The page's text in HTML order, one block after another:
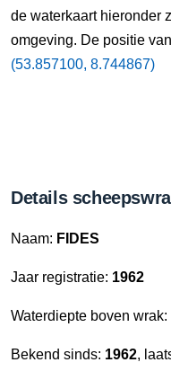
de waterkaart hieronder
omgeving. De positie
(53.857100, 8.744867)
Details
Naam: FIDES
Jaar registratie: 1962
Waterdiepte boven wrak:
Bekend sinds: 1962,